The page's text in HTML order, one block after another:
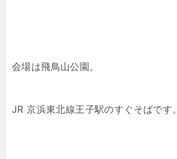
会場は飛鳥山公園。
JR 京浜東北線王子駅のすぐそばです。